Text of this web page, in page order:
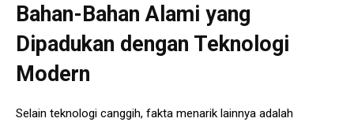
Bahan-Bahan Alami yang
Dipadukan dengan Teknologi
Modern
Selain teknologi canggih, fakta menarik lainnya adalah